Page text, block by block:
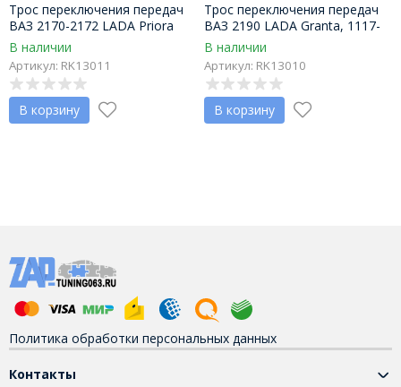
Трос переключения передач
ВАЗ 2170-2172 LADA Priora
(компл. 2 шт.), (2171-1703113)
В наличии
Артикул: RK13011
В корзину
Трос переключения передач
ВАЗ 2190 LADA Granta, 1117-
1119 LADA Kalina, 2192, 2194
LADA Kalina 2 (компл. 2 шт.),
(2190-1703113)
В наличии
Артикул: RK13010
В корзину
Политика обработки персональных данных
Контакты